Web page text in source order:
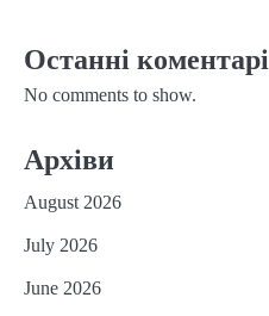
Останні коментарі
No comments to show.
Архіви
August 2026
July 2026
June 2026